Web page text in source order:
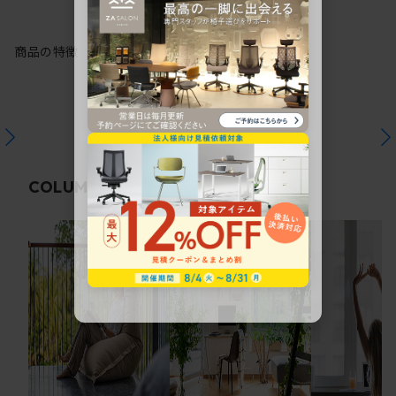
商品の特徴
COLUMN 関連コラム